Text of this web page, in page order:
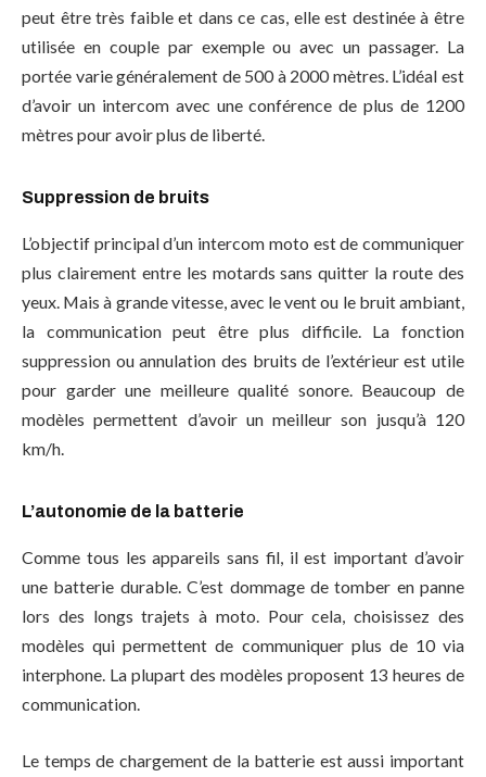
peut être très faible et dans ce cas, elle est destinée à être
utilisée en couple par exemple ou avec un passager. La
portée varie généralement de 500 à 2000 mètres. L’idéal est
d’avoir un intercom avec une conférence de plus de 1200
mètres pour avoir plus de liberté.
Suppression de bruits
L’objectif principal d’un intercom moto est de communiquer
plus clairement entre les motards sans quitter la route des
yeux. Mais à grande vitesse, avec le vent ou le bruit ambiant,
la communication peut être plus difficile. La fonction
suppression ou annulation des bruits de l’extérieur est utile
pour garder une meilleure qualité sonore. Beaucoup de
modèles permettent d’avoir un meilleur son jusqu’à 120
km/h.
L’autonomie de la batterie
Comme tous les appareils sans fil, il est important d’avoir
une batterie durable. C’est dommage de tomber en panne
lors des longs trajets à moto. Pour cela, choisissez des
modèles qui permettent de communiquer plus de 10 via
interphone. La plupart des modèles proposent 13 heures de
communication.
Le temps de chargement de la batterie est aussi important